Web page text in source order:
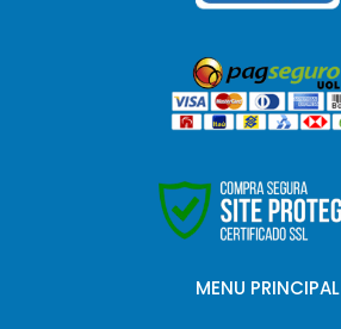
MENU PRINCIPAL